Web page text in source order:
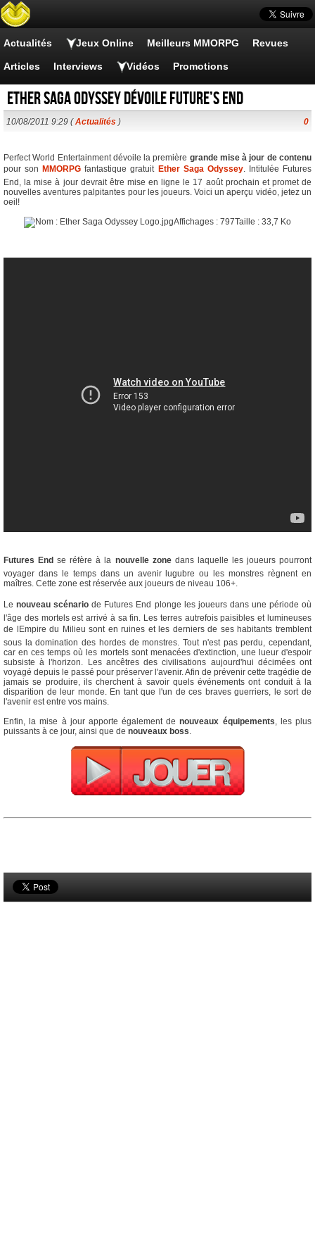
Actualités Jeux Online Meilleurs MMORPG Revues
Articles Interviews Vidéos Promotions
Ether Saga Odyssey dévoile Future’s End
10/08/2011 9:29 (Actualités ) 0
Perfect World Entertainment dévoile la première grande mise à jour de contenu
pour son MMORPG fantastique gratuit Ether Saga Odyssey. Intitulée Futures
End, la mise à jour devrait être mise en ligne le 17 août prochain et promet de
nouvelles aventures palpitantes pour les joueurs. Voici un aperçu vidéo, jetez un
oeil!
Futures End se réfère à la nouvelle zonedans laquelle les joueurs pourront
voyager dans le temps dans un avenir lugubre ou les monstres règnent en
maîtres. Cette zone est réservée aux joueurs de niveau 106+.
Lenouveau scénario de Futures End plonge les joueurs dans une période où
l'âge des mortels est arrivé à sa fin. Les terres autrefois paisibles et lumineuses
de lEmpire du Milieu sont en ruines et les derniers de ses habitants tremblent
sous la domination des hordes de monstres. Tout n'est pas perdu, cependant,
car en ces temps où les mortels sont menacées d'extinction, une lueur d'espoir
subsiste à l'horizon. Les ancêtres des civilisations aujourd'hui décimées ont
voyagé depuis le passé pour préserver l'avenir. Afin de prévenir cette tragédie de
jamais se produire, ils cherchent à savoir quels événements ont conduit à la
disparition de leur monde. En tant que l'un de ces braves guerriers, le sort de
l'avenir est entre vos mains.
Enfin, la mise à jour apporte également de nouveaux équipements, les plus
puissants à ce jour, ainsi que de nouveaux boss.